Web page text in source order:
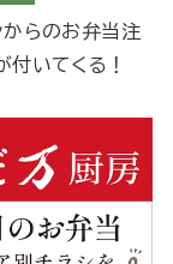
からのお弁当注
付いてくる！